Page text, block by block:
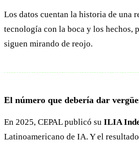
Los datos cuentan la historia de una
tecnología con la boca y los hechos,
siguen mirando de reojo.
El número que debería dar
En 2025, CEPAL publicó su ILIA
Latinoamericano de IA. Y el